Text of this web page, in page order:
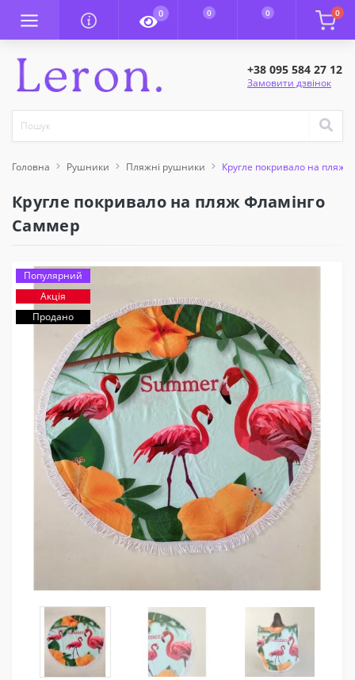
0 0 0 0
+38 095 584 27 12
Замовити дзвінок
Головна Рушники Пляжні рушники Кругле покривало на пляж
Кругле покривало на пляж Фламінго
Саммер
Популярний
Акція
Продано